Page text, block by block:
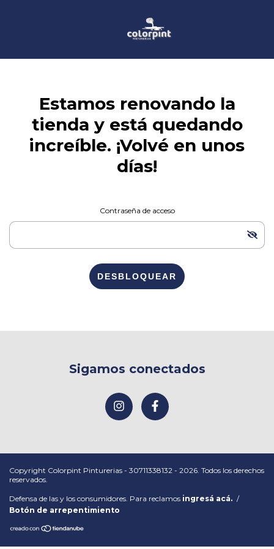
Estamos renovando la
tienda y está quedando
increíble. ¡Volvé en unos
días!
Contraseña de acceso
DESBLOQUEAR
Sigamos conectados
Copyright Colorpint Pinturerias - 30711338132 - 2026. Todos los derechos
reservados.
Defensa de las y los consumidores. Para reclamos ingresá acá. /
Botón de arrepentimiento